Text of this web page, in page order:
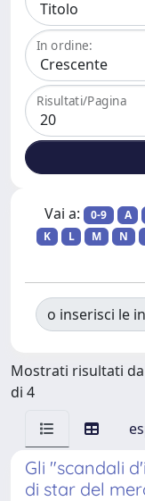
In ordine:
Risultati/Pagina
Vai a: 0-9 A
K
L M N
o inserisci le
Mostrati risultati da
di 4
Gli "scandali
di star del